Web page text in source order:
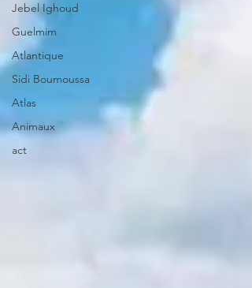
Jebel Ighoud
Guelmim
Atlantique
Sidi Boumoussa
Atlas
Animaux
act